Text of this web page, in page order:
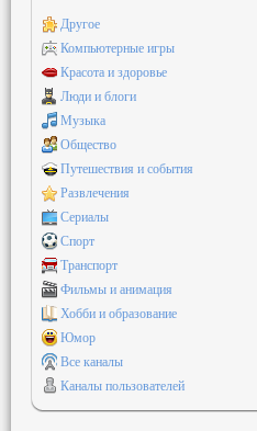
Другое
Компьютерные игры
Красота и здоровье
Люди и блоги
Музыка
Общество
Путешествия и события
Развлечения
Сериалы
Спорт
Транспорт
Фильмы и анимация
Хобби и образование
Юмор
Все каналы
Каналы пользователей